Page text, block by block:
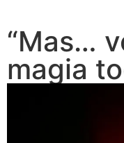
“Mas…
magia